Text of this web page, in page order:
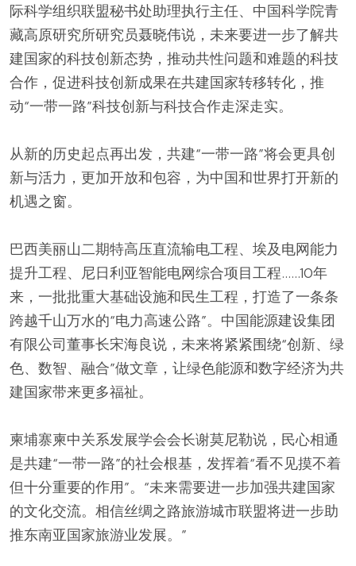
际科学组织联盟秘书处助理执行主任、中国科学院青
藏高原研究所研究员聂晓伟说，未来要进一步了解共
建国家的科技创新态势，推动共性问题和难题的科技
合作，促进科技创新成果在共建国家转移转化，推
动“一带一路”科技创新与科技合作走深走实。
从新的历史起点再出发，共建“一带一路”将会更具创
新与活力，更加开放和包容，为中国和世界打开新的
机遇之窗。
巴西美丽山二期特高压直流输电工程、埃及电网能力
提升工程、尼日利亚智能电网综合项目工程……10年
来，一批批重大基础设施和民生工程，打造了一条条
跨越千山万水的“电力高速公路”。中国能源建设集团
有限公司董事长宋海良说，未来将紧紧围绕“创新、绿
色、数智、融合”做文章，让绿色能源和数字经济为共
建国家带来更多福祉。
柬埔寨柬中关系发展学会会长谢莫尼勒说，民心相通
是共建“一带一路”的社会根基，发挥着“看不见摸不着
但十分重要的作用”。“未来需要进一步加强共建国家
的文化交流。相信丝绸之路旅游城市联盟将进一步助
推东南亚国家旅游业发展。”